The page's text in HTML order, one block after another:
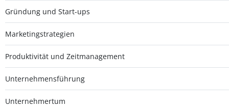
Gründung und Start-ups
Marketingstrategien
Produktivität und Zeitmanagement
Unternehmensführung
Unternehmertum